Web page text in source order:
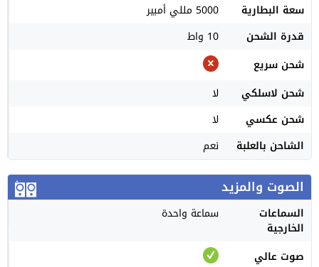
سعة البطارية
5000 مللي أمبير
قدرة الشحن
10 واط
شحن سريع
شحن لاسلكي
لا
شحن عكسي
لا
الشاحن بالعلبة
نعم
الصوت والمزيد
السماعات
الخارجية
سماعة واحدة
صوت عالي